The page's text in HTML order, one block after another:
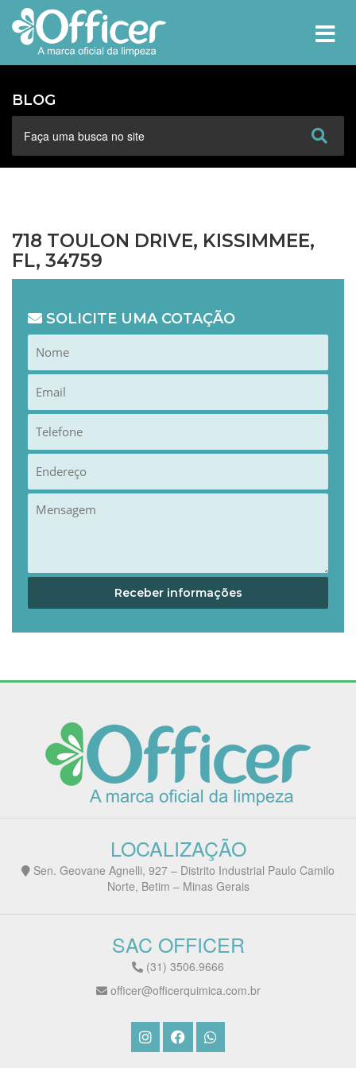
BLOG
718 TOULON DRIVE, KISSIMMEE,
FL, 34759
SOLICITE UMA COTAÇÃO
LOCALIZAÇÃO
Sen. Geovane Agnelli, 927 – Distrito Industrial Paulo Camilo
Norte, Betim – Minas Gerais
SAC OFFICER
(31) 3506.9666
officer@officerquimica.com.br